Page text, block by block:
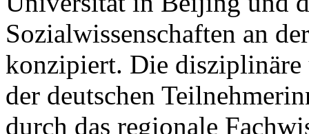
Sozialwissenschaften an
konzipiert. Die disziplinäre
der deutschen
durch das regionale